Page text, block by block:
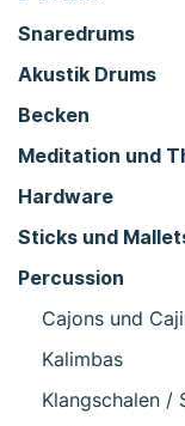
Snaredrums
Akustik Drums
Becken
Meditation und
Hardware
Sticks und
Percussion
Cajons und
Kalimbas
Klangschalen /